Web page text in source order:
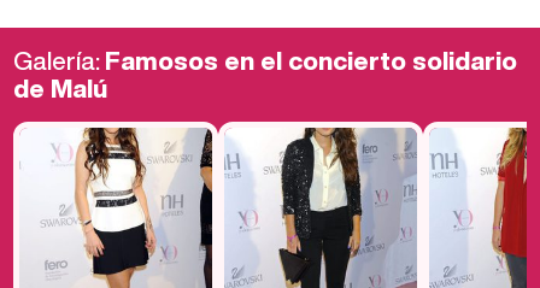
Galería:Famosos en el concierto solidario
de Malú